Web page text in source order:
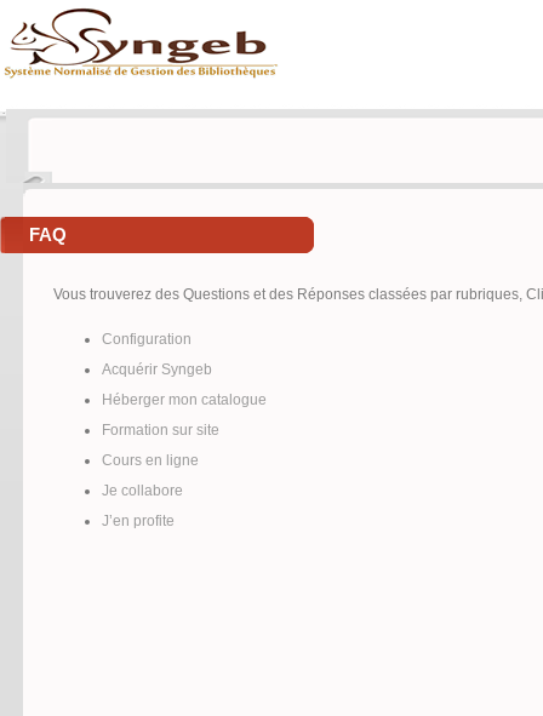
FAQ
Vous trouverez des Questions et des Réponses classées par rubriques,
Configuration
Acquérir Syngeb
Héberger mon catalogue
Formation sur site
Cours en ligne
Je collabore
J’en profite